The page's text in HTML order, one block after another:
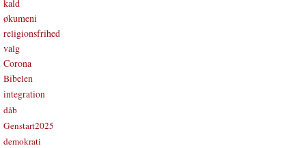
kald
økumeni
religionsfrihed
valg
Corona
Bibelen
integration
dåb
Genstart2025
demokrati